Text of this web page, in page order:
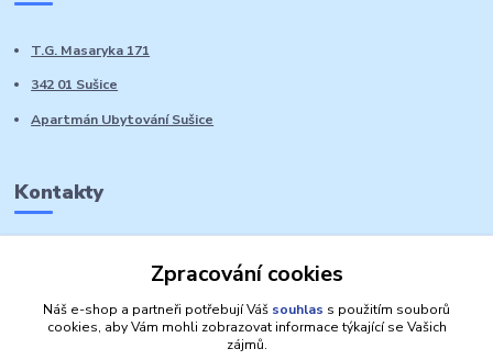
T.G. Masaryka 171
342 01 Sušice
Apartmán Ubytování Sušice
Kontakty
Zpracování cookies
Náš e-shop a partneři potřebují Váš souhlas s použitím souborů
cookies, aby Vám mohli zobrazovat informace týkající se Vašich
zájmů.